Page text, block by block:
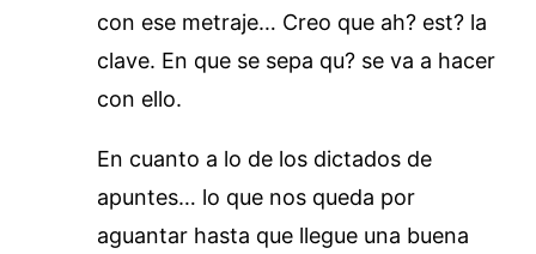
con ese metraje… Creo que ah? est? la
clave. En que se sepa qu? se va a hacer
con ello.
En cuanto a lo de los dictados de
apuntes… lo que nos queda por
aguantar hasta que llegue una buena